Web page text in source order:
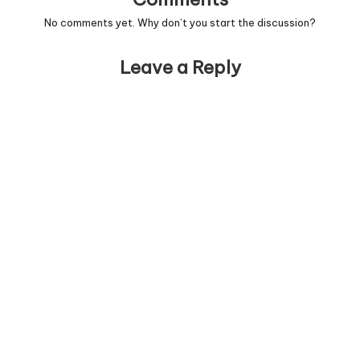
No comments yet. Why don’t you start the discussion?
Leave a Reply